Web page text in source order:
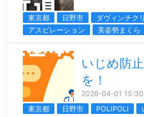
東京都 日野市
ダヴィンチク
アスピレーション
美姿勢まくら
いじめ防
を！
2026-04-01
東京都
日野市 POLIPOLI